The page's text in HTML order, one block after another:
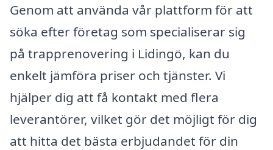
Genom att använda vår plattform för att
söka efter företag som specialiserar sig
på trapprenovering i Lidingö, kan du
enkelt jämföra priser och tjänster. Vi
hjälper dig att få kontakt med flera
leverantörer, vilket gör det möjligt för dig
att hitta det bästa erbjudandet för din